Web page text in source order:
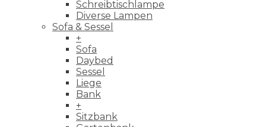
Schreibtischlampe
Diverse Lampen
Sofa & Sessel
+
Sofa
Daybed
Sessel
Liege
Bank
+
Sitzbank